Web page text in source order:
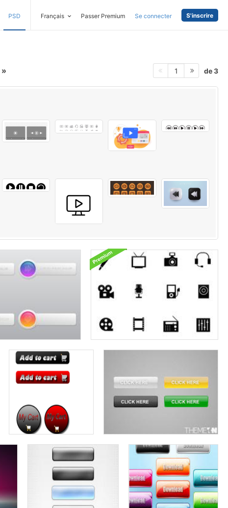
PSD Français Passer Premium Se connecter S'inscrire
1 de 3